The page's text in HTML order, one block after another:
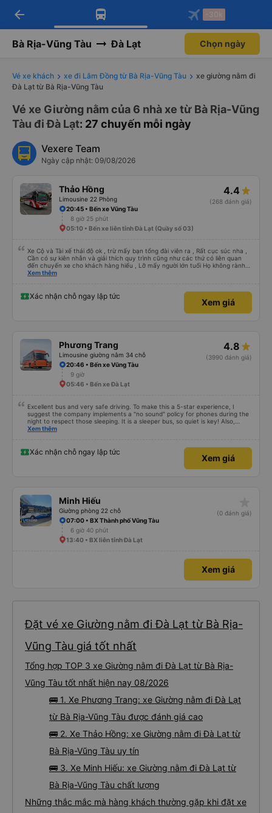
Tải app Vexere ngay!
Nhận ưu đãi thành viên độc
Mở app
Tải app Vexere
-30k/ghế khi đặt vé máy bay qua
Mở app
arrow_back -30k
Bà Rịa-Vũng Tàu Đà Lạt Chọn ngày
Vé xe khách xe đi Lâm Đồng từ Bà Rịa-Vũng Tàu
xe giường nằm đi
Đà Lạt từ Bà Rịa-Vũng Tàu
Vé xe Giường nằm của 6 nhà xe từ Bà Rịa-Vũng
Tàu đi Đà Lạt: 27 chuyến mỗi ngày
Vexere Team
Ngày cập nhật: 09/08/2026
Thảo Hồng
Limousine 22 Phòng
4.4
(268 đánh giá)
20:45 • Bến xe Vũng Tàu
8 giờ 25 phút
05:10 • Bến xe liên tỉnh Đà Lạt (Quầy số 03)
Xe Cộ và Tài xế thái độ ok , trừ mấy bạn tổng đài viên ra , Rất cục súc nha ,
Cần có sự kiên nhẫn và giải thích quy trình cũng như các thứ có liên quan
đến chuyến xe cho khách hàng hiểu , Lỡ mấy người lớn tuổi Họ không rành
công nghệ , đặt xe mà tụi em nói giọng đó , không ai đi đâu ! xin góp ý ,
Xem thêm
Xác nhận chỗ ngay lập tức
Xem giá
Phương Trang
Limousine giường nằm 34 chỗ
4.8
(3990 đánh giá)
20:46 • Bến xe Vũng Tàu
9 giờ
05:46 • Bến xe Đà Lạt
Excellent bus and very safe driving. To make this a 5-star experience, I
suggest the company implements a "no sound" policy for phones during the
night to respect those sleeping. It is a sleeper bus, so quiet is key! Also,
please display the Wi-Fi password clearly inside the cabin for convenience. I
quy định rõ ràng về việc giữ im lặng (tắt âm thanh điện thoại) vào ban đêm
để tránh làm phiền hành khách khác ngủ. Ngoài ra, nhà xe nên dán sẵn mật
khẩu Wi-Fi trong xe để hành khách dễ dàng sử dụng. Tôi vẫn sẽ tiếp tục ủng
Xem thêm
Xác nhận chỗ ngay lập tức
Xem giá
Minh Hiếu
Giường phòng 22 chỗ
(0 đánh giá)
07:00 • BX Thành phố Vũng Tàu
6 giờ 40 phút
13:40 • BX liên tỉnh Đà Lạt
Xem giá
Đặt vé xe Giường nằm đi Đà Lạt từ Bà Rịa-
Vũng Tàu giá tốt nhất
Tổng hợp TOP 3 xe Giường nằm đi Đà Lạt từ Bà Rịa-
Vũng Tàu tốt nhất hiện nay 08/2026
🚌 1. Xe Phương Trang: xe Giường nằm đi Đà Lạt
từ Bà Rịa-Vũng Tàu được đánh giá cao
🚌 2. Xe Thảo Hồng: xe Giường nằm đi Đà Lạt từ
Bà Rịa-Vũng Tàu uy tín
🚌 3. Xe Minh Hiếu: xe Giường nằm đi Đà Lạt từ
Bà Rịa-Vũng Tàu chất lượng
Những thắc mắc mà hàng khách thường gặp khi đặt xe